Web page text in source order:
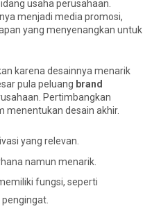
usaha perusahaan.
menjadi media promosi,
yang menyenangkan untuk
karena desainnya menarik
pula peluang brand
Pertimbangkan
menentukan desain akhir.
yang relevan.
namun menarik.
fungsi, seperti